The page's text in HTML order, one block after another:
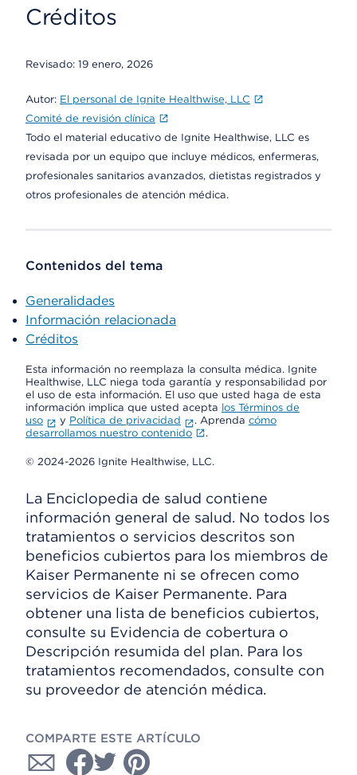
Créditos
Revisado: 19 enero, 2026
Autor: El personal de Ignite Healthwise, LLC
Comité de revisión clínica
Todo el material educativo de Ignite Healthwise, LLC es
revisada por un equipo que incluye médicos, enfermeras,
profesionales sanitarios avanzados, dietistas registrados y
otros profesionales de atención médica.
Contenidos del tema
Generalidades
Información relacionada
Créditos
Esta información no reemplaza la consulta médica. Ignite
Healthwise, LLC niega toda garantía y responsabilidad por
el uso de esta información. El uso que usted haga de esta
información implica que usted acepta los Términos de
uso
y Política de privacidad . Aprenda cómo
desarrollamos nuestro contenido
.
© 2024-2026 Ignite Healthwise, LLC.
La Enciclopedia de salud contiene
información general de salud. No todos los
tratamientos o servicios descritos son
beneficios cubiertos para los miembros de
Kaiser Permanente ni se ofrecen como
servicios de Kaiser Permanente. Para
obtener una lista de beneficios cubiertos,
consulte su Evidencia de cobertura o
Descripción resumida del plan. Para los
tratamientos recomendados, consulte con
su proveedor de atención médica.
COMPARTE ESTE ARTÍCULO